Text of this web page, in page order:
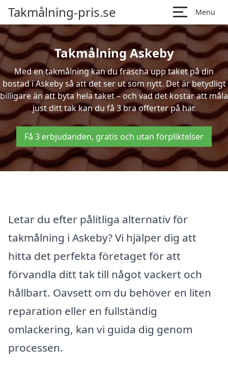
Takmålning-pris.se Menu
Takmålning Askeby
Med en takmålning kan du fräscha upp taket på din
bostad i Askeby så att det ser ut som nytt. Det är betydligt
billigare än att byta hela taket – och vad det kostar att måla
just ditt tak kan du få 3 bra offerter på här.
Få 3 erbjudanden, gratis och utan förpliktelser
Letar du efter pålitliga alternativ för
takmålning i Askeby? Vi hjälper dig att
hitta det perfekta företaget för att
förvandla ditt tak till något vackert och
hållbart. Oavsett om du behöver en liten
reparation eller en fullständig
omlackering, kan vi guida dig genom
processen.